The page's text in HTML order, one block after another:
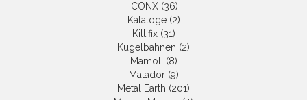
ICONX (36)
Kataloge (2)
Kittifix (31)
Kugelbahnen (2)
Mamoli (8)
Matador (9)
Metal Earth (201)